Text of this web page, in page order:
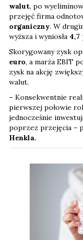
walut, po
przejęć firma
organiczny. W
wyższa i wyniosła 4,7
Skorygowany zysk
euro, a marża EBIT
zysk na akcję
walut.
– Konsekwentnie
pierwszej połowie
jednocześnie
poprzez przejęcia –
Henkla.